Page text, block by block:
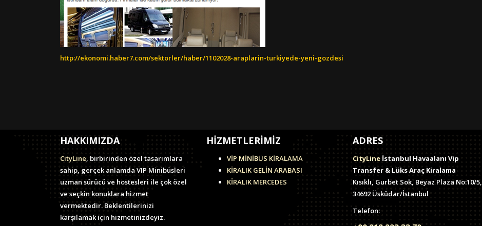
http://ekonomi.haber7.com/sektorler/haber/1102028-araplarin-turkiyede-yeni-gozdesi
HAKKIMIZDA
CityLine, birbirinden özel tasarımlara
sahip, gerçek anlamda VIP Minibüsleri
uzman sürücü ve hostesleri ile çok özel
ve seçkin konuklara hizmet
vermektedir. Beklentilerinizi
karşılamak için hizmetinizdeyiz.
HİZMETLERİMİZ
VİP MİNİBÜS KİRALAMA
KİRALIK GELİN ARABASI
KİRALIK MERCEDES
ADRES
CityLine İstanbul Havaalanı Vip
Transfer & Lüks Araç Kiralama
Kısıklı, Gurbet Sok, Beyaz Plaza No:10/5,
34692 Üsküdar/İstanbul
Telefon: